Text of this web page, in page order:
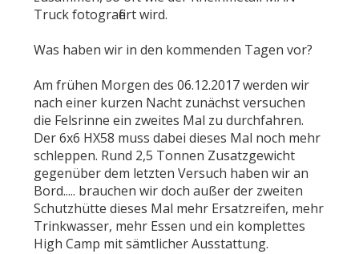
Truck fotografiert wird.
Was haben wir in den kommenden Tagen vor?
Am frühen Morgen des 06.12.2017 werden wir
nach einer kurzen Nacht zunächst versuchen
die Felsrinne ein zweites Mal zu durchfahren.
Der 6x6 HX58 muss dabei dieses Mal noch mehr
schleppen. Rund 2,5 Tonnen Zusatzgewicht
gegenüber dem letzten Versuch haben wir an
Bord..... brauchen wir doch außer der zweiten
Schutzhütte dieses Mal mehr Ersatzreifen, mehr
Trinkwasser, mehr Essen und ein komplettes
High Camp mit sämtlicher Ausstattung.